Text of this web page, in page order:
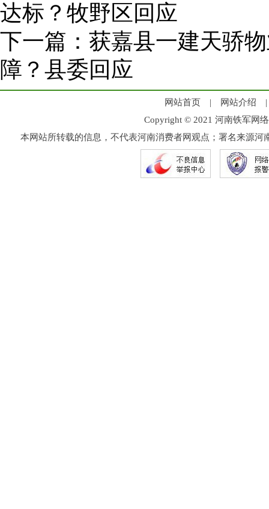
达标？牧野区回应
下一篇： 获嘉县一建天骄
障？县委回应
网站首页 | 网站介绍
Copyright © 2021 河南铁军网
本网站所转载的信息，不代表河南消费者网观点；署名来源